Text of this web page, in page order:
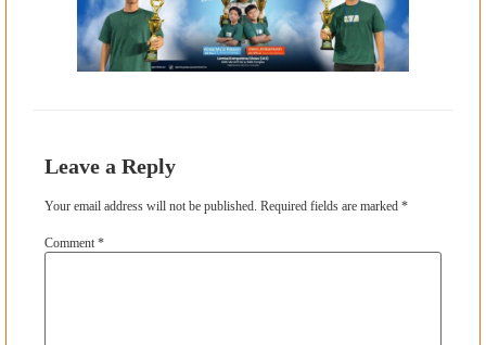
Leave a Reply
Your email address will not be published. Required fields are marked *
Comment *